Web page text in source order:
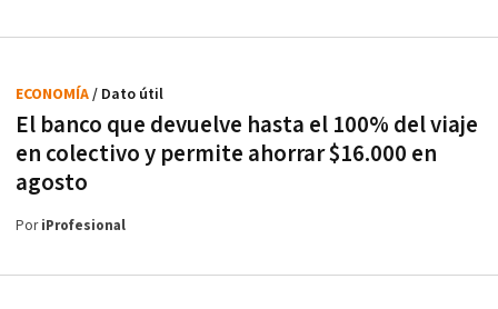
El banco que devuelve hasta el 100% del viaje
en colectivo y permite ahorrar $16.000 en
agosto
ECONOMÍA/ Dato útil
PoriProfesional